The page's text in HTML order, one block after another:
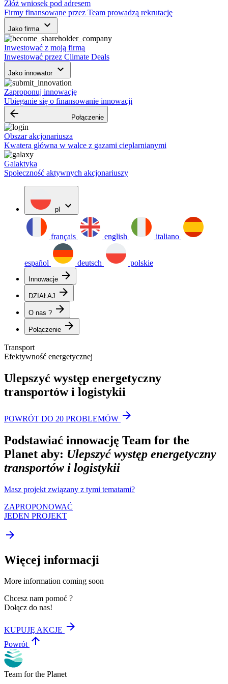
Złóż wniosek pod adresem
Firmy finansowane przez Team prowadzą rekrutację
Jako firma keyboard_arrow_down
Inwestować z moją firmą
Inwestować przez Climate Deals
Jako innowator keyboard_arrow_down
Zaproponuj innowację
Ubieganie się o finansowanie innowacji
arrow_backward Połączenie
Obszar akcjonariusza
Kwatera główna w walce z gazami cieplarnianymi
Galaktyka
Społeczność aktywnych akcjonariuszy
pl expand_more
français english italiano
español deutsch polskie
Innowacje arrow_forward
DZIAŁAJ arrow_forward
O nas ? arrow_forward
Połączenie arrow_forward
Transport
Efektywność energetycznej
Ulepszyć występ energetyczny
transportów i logistykii
POWRÓT DO 20 PROBLEMÓW arrow_forward
Podstawiać innowację Team for the
Planet aby: Ulepszyć występ energetyczny
transportów i logistykii
Masz projekt związany z tymi tematami?
ZAPROPONOWAĆ
JEDEN PROJEKT
arrow_forward
Więcej informacji
More information coming soon
Chcesz nam pomoć ?
Dołącz do nas!
KUPUJĘ AKCJE arrow_forward
Powrót arrow_upward
Team for the Planet